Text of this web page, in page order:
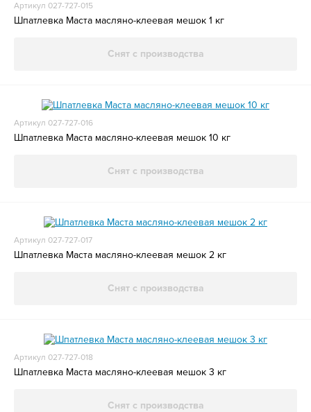
Артикул 027-727-015
Шпатлевка Маста масляно-клеевая мешок 1 кг
Снят с производства
Артикул 027-727-016
Шпатлевка Маста масляно-клеевая мешок 10 кг
Снят с производства
Артикул 027-727-017
Шпатлевка Маста масляно-клеевая мешок 2 кг
Снят с производства
Артикул 027-727-018
Шпатлевка Маста масляно-клеевая мешок 3 кг
Снят с производства